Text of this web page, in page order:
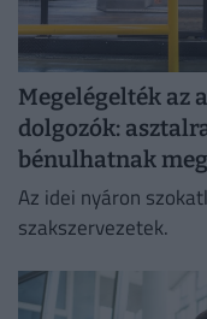
Megelégelték az
dolgozók:
bénulhatnak
Az idei nyáron
szakszervezetek.